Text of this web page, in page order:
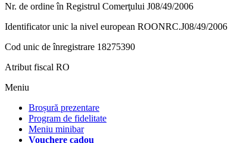
Nr. de ordine în Registrul Comerţului J08/49/2006
Identificator unic la nivel european ROONRC.J08/49/2006
Cod unic de înregistrare 18275390
Atribut fiscal RO
Meniu
Broșură prezentare
Program de fidelitate
Meniu minibar
Vouchere cadou
AI
Brașov Holiday Apartments
ajuta astăzi?